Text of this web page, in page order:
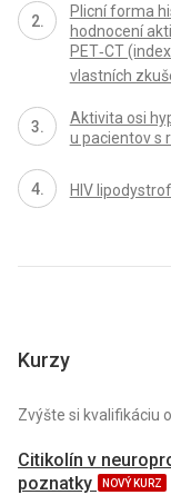
Plicní forma
hodnocení
PET‑CT
vlastních
Aktivita osi
u pacientov s
HIV
Kurzy
Zvýšte si kvalifikáciu
Citikolín v
poznatky
NOVÝ KURZ